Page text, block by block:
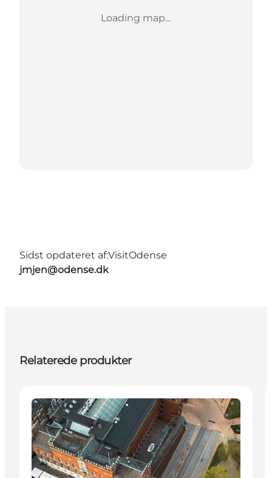
Loading map...
Sidst opdateret af:VisitOdense
jmjen@odense.dk
Relaterede produkter
Attraktioner